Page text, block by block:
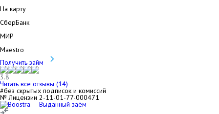
На карту
СберБанк
МИР
Maestro
Получить займ
3.8
Читать все отзывы (14)
#без скрытых подписок и комиссий
№ Лицензии 2-11-01-77-000471